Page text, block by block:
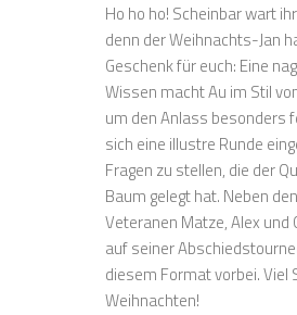
Ho ho ho! Scheinbar wart
denn der Weihnachts-Jan
Geschenk für euch: Eine
Wissen macht Au im Stil
um den Anlass besonders
sich eine illustre Runde
Fragen zu stellen, die der
Baum gelegt hat. Neben
Veteranen Matze, Alex und
auf seiner
diesem Format vorbei. Viel
Weihnachten!